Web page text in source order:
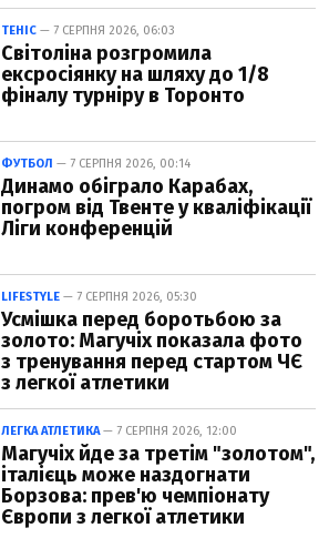
ТЕНІС — 7 СЕРПНЯ 2026, 06:03
Світоліна розгромила
ексросіянку на шляху до 1/8
фіналу турніру в Торонто
ФУТБОЛ — 7 СЕРПНЯ 2026, 00:14
Динамо обіграло Карабах,
погром від Твенте у кваліфікації
Ліги конференцій
LIFESTYLE — 7 СЕРПНЯ 2026, 05:30
Усмішка перед боротьбою за
золото: Магучіх показала фото
з тренування перед стартом ЧЄ
з легкої атлетики
ЛЕГКА АТЛЕТИКА— 7 СЕРПНЯ 2026, 12:00
Магучіх йде за третім "золотом",
італієць може наздогнати
Борзова: прев'ю чемпіонату
Європи з легкої атлетики